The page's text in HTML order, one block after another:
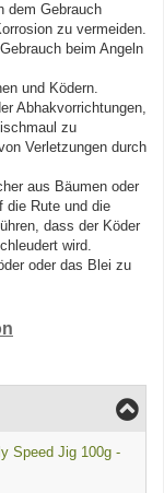
dem Gebrauch
zu vermeiden.
beim Angeln
und Ködern.
Abhakvorrichtungen,
zu
Verletzungen durch
aus Bäumen oder
die Rute und die
dass der Köder
wird.
oder das Blei zu
Speed Jig 100g -